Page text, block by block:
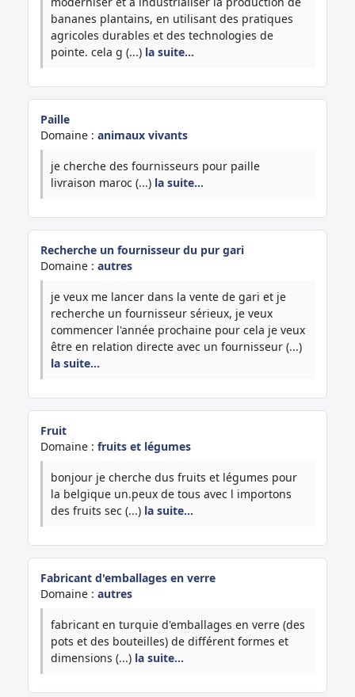
bananes plantains, en utilisant des pratiques
agricoles durables et des technologies de
pointe. cela g (...) la suite…
Paille
Domaine : animaux vivants
je cherche des fournisseurs pour paille
livraison maroc (...) la suite…
Recherche un fournisseur du pur gari
Domaine : autres
je veux me lancer dans la vente de gari et je
recherche un fournisseur sérieux, je veux
commencer l'année prochaine pour cela je veux
être en relation directe avec un fournisseur (...)
la suite…
Fruit
Domaine : fruits et légumes
bonjour je cherche dus fruits et légumes pour
la belgique un.peux de tous avec l importons
des fruits sec (...) la suite…
Fabricant d'emballages en verre
Domaine : autres
fabricant en turquie d'emballages en verre (des
pots et des bouteilles) de différent formes et
dimensions (...) la suite…